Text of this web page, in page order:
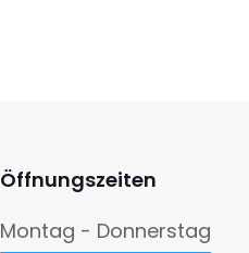
Öffnungszeiten
Montag - Donnerstag